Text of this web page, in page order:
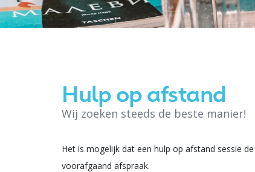
Hulp op afstand
Wij zoeken steeds de beste manier!
Het is mogelijk dat een hulp op afstand sessie
voorafgaand afspraak.